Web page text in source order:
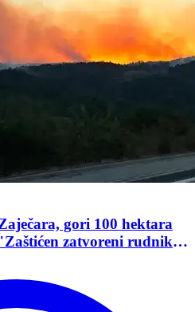
gori 100 hektara
zatvoreni rudnik